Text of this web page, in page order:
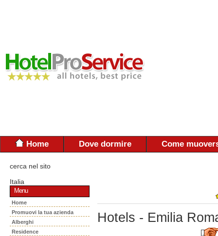
Home Dove dormire Come
cerca nel sito
Italia
Menu
Home
Promuovi la tua azienda
Alberghi
Residence
Hotels - Emilia